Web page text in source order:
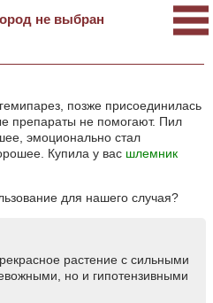
не выбран
позже присоединилась
препараты не помогают. Пил
эмоционально стал
Купила у вас шлемник
для нашего случая?
растение с сильными
но и гипотензивными